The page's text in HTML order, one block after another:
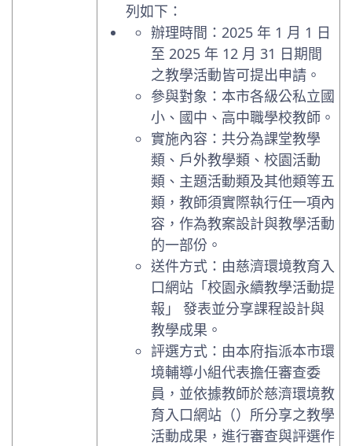
列如下：
辦理時間：2025 年 1 月 1 日
至 2025 年 12 月 31 日期間
之教學活動皆可提出申請。
參與對象：本市各級公私立國
小、國中、高中職學校教師。
實施內容：共分為課堂教學
類、戶外教學類、校園活動
類、主題活動類及其他類等五
類，教師須實際執行任一項內
容，作為教案設計與教學活動
的一部份。
送件方式：由慈濟環境教育入
口網站「校園永續教學活動提
報」 發表並分享課程設計與
教學成果。
評選方式：由本府指派本市環
境輔導小組代表擔任審查委
員，並依據教師於慈濟環境教
育入口網站（）所分享之教學
活動成果，進行審查與評選作